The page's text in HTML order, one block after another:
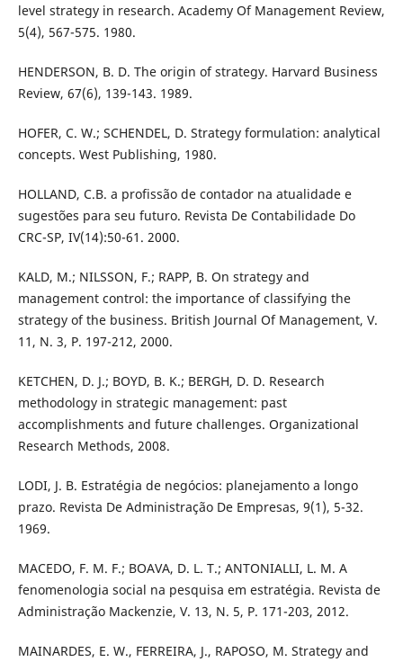
level strategy in research. Academy Of Management Review,
5(4), 567-575. 1980.
HENDERSON, B. D. The origin of strategy. Harvard Business
Review, 67(6), 139-143. 1989.
HOFER, C. W.; SCHENDEL, D. Strategy formulation: analytical
concepts. West Publishing, 1980.
HOLLAND, C.B. a profissão de contador na atualidade e
sugestões para seu futuro. Revista De Contabilidade Do
CRC-SP, IV(14):50-61. 2000.
KALD, M.; NILSSON, F.; RAPP, B. On strategy and
management control: the importance of classifying the
strategy of the business. British Journal Of Management, V.
11, N. 3, P. 197-212, 2000.
KETCHEN, D. J.; BOYD, B. K.; BERGH, D. D. Research
methodology in strategic management: past
accomplishments and future challenges. Organizational
Research Methods, 2008.
LODI, J. B. Estratégia de negócios: planejamento a longo
prazo. Revista De Administração De Empresas, 9(1), 5-32.
1969.
MACEDO, F. M. F.; BOAVA, D. L. T.; ANTONIALLI, L. M. A
fenomenologia social na pesquisa em estratégia. Revista de
Administração Mackenzie, V. 13, N. 5, P. 171-203, 2012.
MAINARDES, E. W., FERREIRA, J., RAPOSO, M. Strategy and